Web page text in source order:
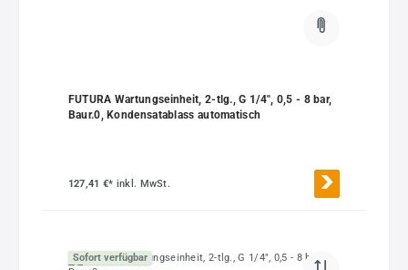
FUTURA Wartungseinheit, 2-tlg., G 1/4", 0,5 - 8 bar,
Baur.0, Kondensatablass automatisch
127,41 €* inkl. MwSt.
Sofort verfügbar